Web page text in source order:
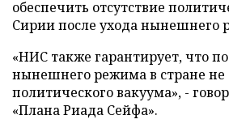
обеспечить отсутствие
Сирии после ухода нынешнего
«НИС также гарантирует, что
нынешнего режима в стране не
политического вакуума», -
«Плана Риада Сейфа».